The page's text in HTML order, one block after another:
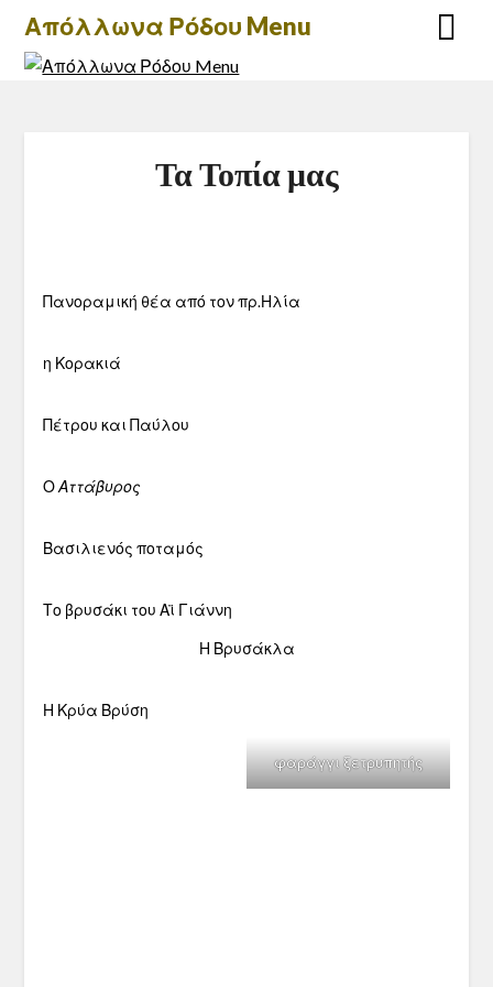
Skip
content
Απόλλωνα Ρόδου Menu
Τα Τοπία μας
Πανοραμική θέα από τον πρ.Ηλία
η Κορακιά
Πέτρου και Παύλου
ΟΑττάβυρος
Βασιλιενός ποταμός
Το βρυσάκι του Αϊ Γιάννη
Η Βρυσάκλα
Η Κρύα Βρύση
φαράγγι ξετρυπητής